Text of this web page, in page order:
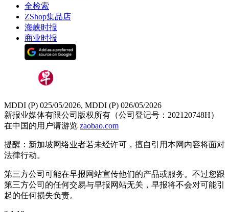
全检索
ZShop集品店
海峡时报
商业时报
MDDI (P) 025/05/2026, MDDI (P) 026/05/2026
新报业媒体有限公司版权所有（公司登记号：202120748H）
在中国的用户请游览 zaobao.com
提醒：新加坡网络业者若未经许可，擅自引用本网内容将面对
法律行动。
第三方公司可能在早报网站宣传他们的产品或服务。不过您跟
第三方公司的任何交易与早报网站无关，早报将不会对可能引
起的任何损失负责。